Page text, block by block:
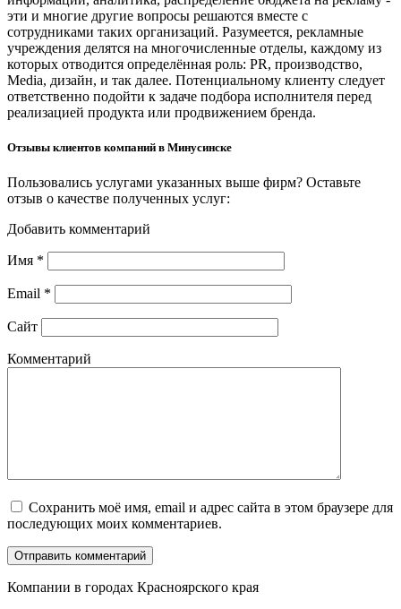
эти и многие другие вопросы решаются вместе с
сотрудниками таких организаций. Разумеется, рекламные
учреждения делятся на многочисленные отделы, каждому из
которых отводится определённая роль: PR, производство,
Media, дизайн, и так далее. Потенциальному клиенту следует
ответственно подойти к задаче подбора исполнителя перед
реализацией продукта или продвижением бренда.
Отзывы клиентов компаний в Минусинске
Пользовались услугами указанных выше фирм? Оставьте
отзыв о качестве полученных услуг:
Добавить комментарий
Имя *
Email *
Сайт
Комментарий
Сохранить моё имя, email и адрес сайта в этом браузере для
последующих моих комментариев.
Компании в городах Красноярского края